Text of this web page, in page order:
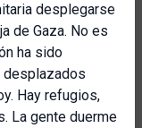
desplegarse
de Gaza. No es
ha sido
desplazados
Hay refugios,
La gente duerme